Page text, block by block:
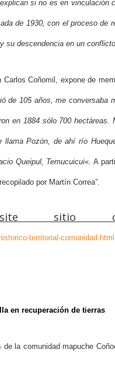
si no es en vinculación
de 1930, con el proceso de
descendencia en un
Coñomil, expone de
de 105 años, me conversaba
en 1884 sólo 700
Pozón, de ahí río
Queipul, Temucuicui«. A
recopilado por Martín Correa”.
sitio
territorial-comunidad.html
en recuperación de tierras
la comunidad mapuche